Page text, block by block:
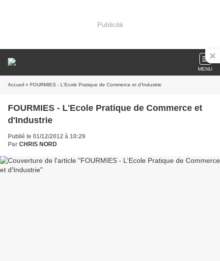
Publicité
MENU
Accueil » FOURMIES - L'Ecole Pratique de Commerce et d'Industrie
FOURMIES - L'Ecole Pratique de Commerce et
d'Industrie
Publié le 01/12/2012 à 10:29
Par CHRIS NORD